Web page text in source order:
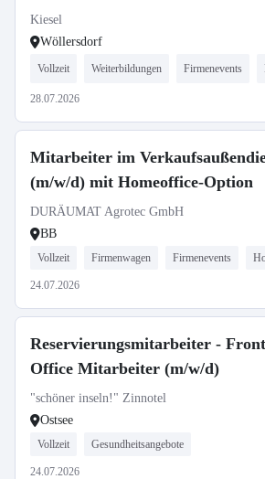
Kiesel
Wöllersdorf
Vollzeit Weiterbildungen Firmenevents
28.07.2026
Mitarbeiter im
(m/w/d) mit Homeoffice-Option
DURÄUMAT Agrotec GmbH
BB
Vollzeit Firmenwagen Firmenevents
24.07.2026
Reservierungsmitarbeiter - Front
Office Mitarbeiter (m/w/d)
"schöner inseln!" Zinnotel
Ostsee
Vollzeit Gesundheitsangebote
24.07.2026